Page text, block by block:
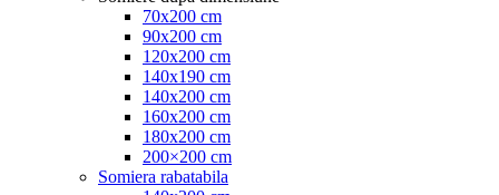
70x200 cm
90x200 cm
120x200 cm
140x190 cm
140x200 cm
160x200 cm
180x200 cm
200×200 cm
Somiera rabatabila